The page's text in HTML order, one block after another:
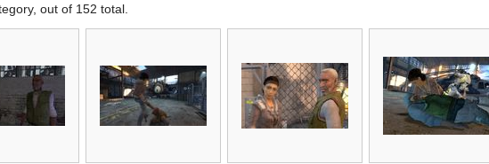
out of 152 total.